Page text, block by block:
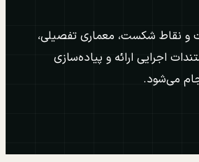
و نقاط شکست، معماری تفصیلی،
اجرایی ارائه و پیاده‌سازی
می‌شود.